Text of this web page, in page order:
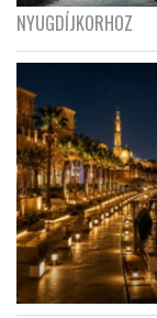
NYUGDÍJKORHOZ